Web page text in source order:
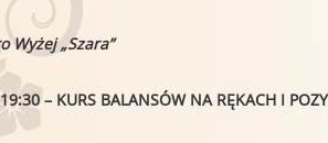
Wyżej „Szara”
– KURS BALANSÓW NA RĘKACH I